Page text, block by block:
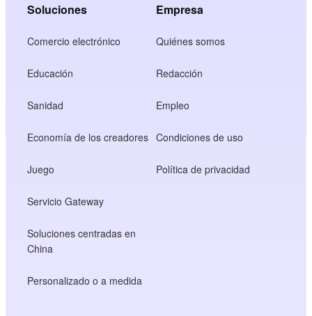
Soluciones
Comercio electrónico
Educación
Sanidad
Economía de los creadores
Juego
Servicio Gateway
Soluciones centradas en
China
Personalizado o a medida
Empresa
Quiénes somos
Redacción
Empleo
Condiciones de uso
Política de privacidad